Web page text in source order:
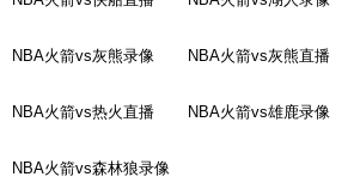
NBA火箭vs灰熊录像 NBA火箭vs灰熊直播
NBA火箭vs热火直播 NBA火箭vs雄鹿录像
NBA火箭vs森林狼录像